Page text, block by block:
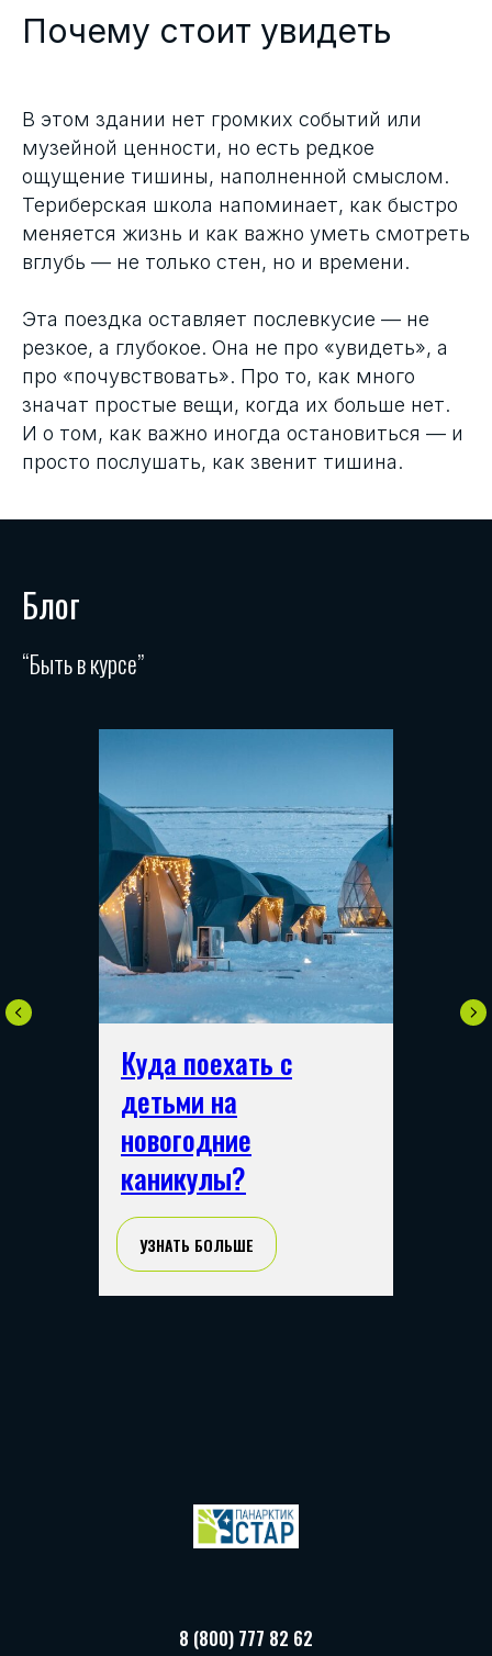
Почему стоит увидеть
В этом здании нет громких событий или
музейной ценности, но есть редкое
ощущение тишины, наполненной смыслом.
Териберская школа напоминает, как быстро
меняется жизнь и как важно уметь смотреть
вглубь — не только стен, но и времени.
Эта поездка оставляет послевкусие — не
резкое, а глубокое. Она не про «увидеть», а
про «почувствовать». Про то, как много
значат простые вещи, когда их больше нет.
И о том, как важно иногда остановиться — и
просто послушать, как звенит тишина.
Блог
“Быть в курсе”
Куда поехать с
детьми на
новогодние
каникулы?
УЗНАТЬ БОЛЬШЕ
8 (800) 777 82 62